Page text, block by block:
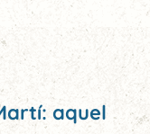
aquel